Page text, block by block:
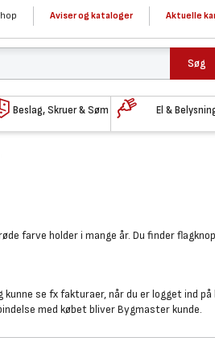
Aviser og kataloger Aktuelle
Søg
Beslag, Skruer & Søm El &
farve holder i mange år. Du finder
se fx fakturaer, når du er logget ind på
med købet bliver Bygmaster kunde.